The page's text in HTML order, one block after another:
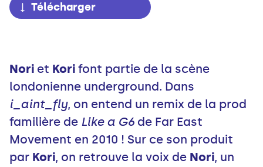
Télécharger
Nori et Kori font partie de la scène
londonienne underground. Dans
i_aint_fly, on entend un remix de la prod
familière de Like a G6 de Far East
Movement en 2010 ! Sur ce son produit
par Kori, on retrouve la voix de Nori, un